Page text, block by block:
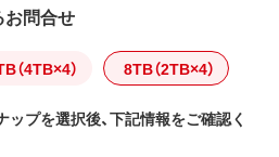
問合せ
（4TB×4） 8TB（2TB×4）
ップを選択後、下記情報をご確認く